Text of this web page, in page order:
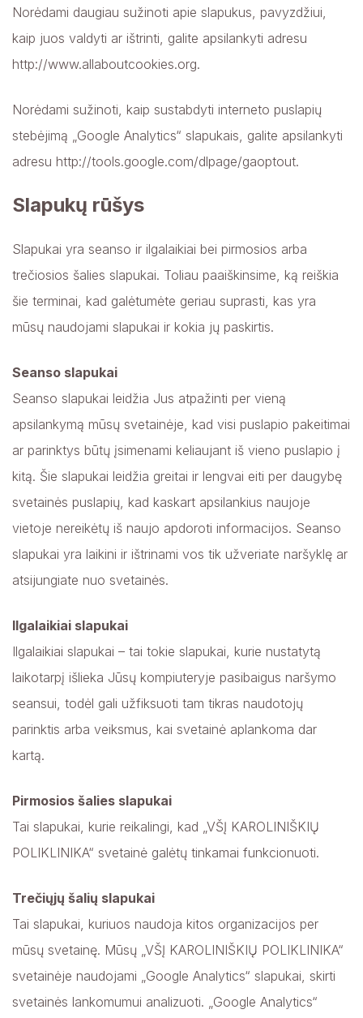
Norėdami daugiau sužinoti apie slapukus, pavyzdžiui,
kaip juos valdyti ar ištrinti, galite apsilankyti adresu
http://www.allaboutcookies.org.
Norėdami sužinoti, kaip sustabdyti interneto puslapių
stebėjimą „Google Analytics“ slapukais, galite apsilankyti
adresu http://tools.google.com/dlpage/gaoptout.
Slapukų rūšys
Slapukai yra seanso ir ilgalaikiai bei pirmosios arba
trečiosios šalies slapukai. Toliau paaiškinsime, ką reiškia
šie terminai, kad galėtumėte geriau suprasti, kas yra
mūsų naudojami slapukai ir kokia jų paskirtis.
Seanso slapukai
Seanso slapukai leidžia Jus atpažinti per vieną
apsilankymą mūsų svetainėje, kad visi puslapio pakeitimai
ar parinktys būtų įsimenami keliaujant iš vieno puslapio į
kitą. Šie slapukai leidžia greitai ir lengvai eiti per daugybę
svetainės puslapių, kad kaskart apsilankius naujoje
vietoje nereikėtų iš naujo apdoroti informacijos. Seanso
slapukai yra laikini ir ištrinami vos tik užveriate naršyklę ar
atsijungiate nuo svetainės.
Ilgalaikiai slapukai
Ilgalaikiai slapukai – tai tokie slapukai, kurie nustatytą
laikotarpį išlieka Jūsų kompiuteryje pasibaigus naršymo
seansui, todėl gali užfiksuoti tam tikras naudotojų
parinktis arba veiksmus, kai svetainė aplankoma dar
kartą.
Pirmosios šalies slapukai
Tai slapukai, kurie reikalingi, kad „VŠĮ KAROLINIŠKIŲ
POLIKLINIKA“ svetainė galėtų tinkamai funkcionuoti.
Trečiųjų šalių slapukai
Tai slapukai, kuriuos naudoja kitos organizacijos per
mūsų svetainę. Mūsų „VŠĮ KAROLINIŠKIŲ POLIKLINIKA“
svetainėje naudojami „Google Analytics“ slapukai, skirti
svetainės lankomumui analizuoti. „Google Analytics“